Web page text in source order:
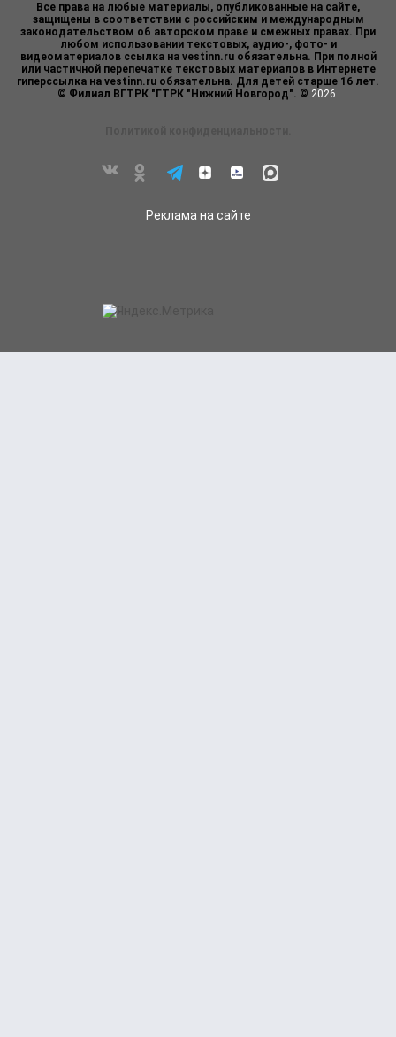
Все права на любые материалы, опубликованные на сайте,
защищены в соответствии с российским и международным
законодательством об авторском праве и смежных правах. При
любом использовании текстовых, аудио-, фото- и
видеоматериалов ссылка на vestinn.ru обязательна. При полной
или частичной перепечатке текстовых материалов в Интернете
гиперссылка на vestinn.ru обязательна. Для детей старше 16 лет.
© Филиал ВГТРК "ГТРК "Нижний Новгород". © 2026
Реклама на сайте